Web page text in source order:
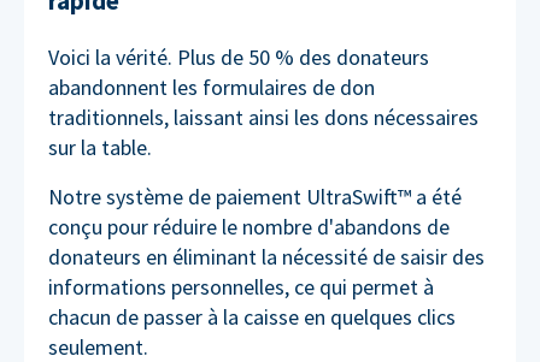
Voici la vérité. Plus de 50 % des donateurs
abandonnent les formulaires de don
traditionnels, laissant ainsi les dons nécessaires
sur la table.
Notre système de paiement UltraSwift™ a été
conçu pour réduire le nombre d'abandons de
donateurs en éliminant la nécessité de saisir des
informations personnelles, ce qui permet à
chacun de passer à la caisse en quelques clics
seulement.